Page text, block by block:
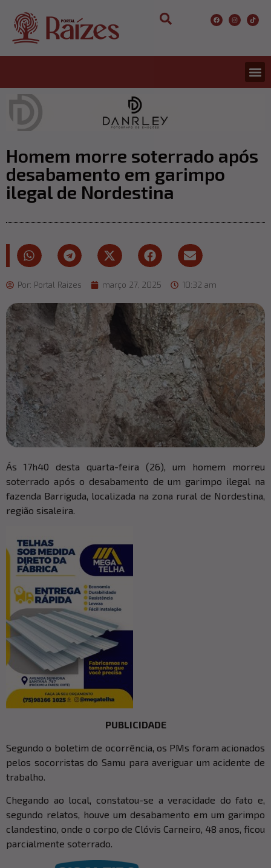
Homem morre soterrado após
desabamento em garimpo
ilegal de Nordestina
Por: Portal Raizes março 27, 2025 10:32 am
Ás 17h40 desta quarta-feira (26), um homem morreu
soterrado após o desabamento de um garimpo ilegal na
fazenda Barriguda, localizada na zona rural de Nordestina,
região sisaleira.
PUBLICIDADE
Segundo o boletim de ocorrência, os PMs foram acionados
pelos socorristas do Samu para averiguar um acidente de
trabalho.
Chegando ao local, constatou-se a veracidade do fato e,
segundo relatos, houve um desabamento em um garimpo
clandestino, onde o corpo de Clóvis Carneiro, 48 anos, ficou
parcialmente soterrado.